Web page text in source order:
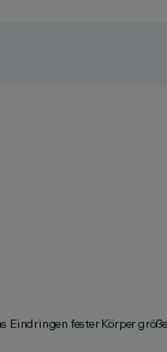
Eindringen fester Körper